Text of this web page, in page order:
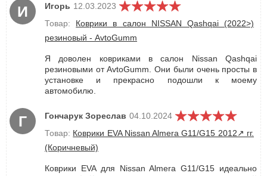
И Игорь 12.03.2023
Товар: Коврики в салон NISSAN Qashqai (2022>)
резиновый - AvtoGumm
Я доволен ковриками в салон Nissan Qashqai
резиновыми от AvtoGumm. Они были очень просты в
установке и прекрасно подошли к моему
автомобилю.
Г Гончарук Зореслав 04.10.2024
Товар: Коврики EVA Nissan Almera G11/G15 2012↗︎ гг.
(Коричневый)
Коврики EVA для Nissan Almera G11/G15 идеально